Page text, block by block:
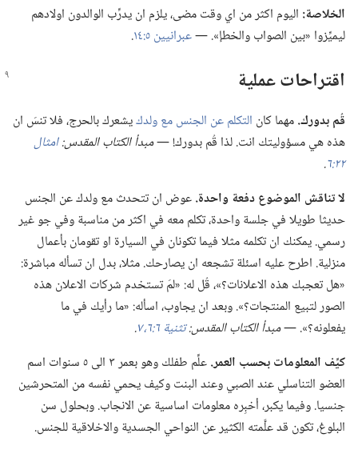
الخلاصة:‏ اليوم اكثر من اي وقت مضى،‏ يلزم ان يدرِّب الوالدون اولادهم
ليميِّزوا «بين الصواب والخطإ».‏ —‏عبرانيين ٥:‏١٤ ‏.‏
اقتراحات عملية
قُم بدورك.‏مهما كان التكلم عن الجنس مع ولدكيشعرك بالحرج،‏ فلا تنسَ ان
هذه هي مسؤوليتك انت.‏ لذا قُم بدورك!‏ —‏مبدأ الكتاب المقدس:‏امثال
٢٢:‏٦ ‏.‏
لا تناقش الموضوع دفعة واحدة.‏عوض ان تتحدث مع ولدك عن الجنس
حديثا طويلا في جلسة واحدة،‏ تكلم معه في اكثر من مناسبة وفي جو غير
رسمي.‏ يمكنك ان تكلمه مثلا فيما تكونان في السيارة او تقومان بأعمال
منزلية.‏ اطرح عليه اسئلة تشجعه ان يصارحك.‏ مثلا،‏ بدل ان تسأله مباشرة:‏
«هل تعجبك هذه الاعلانات؟‏»،‏ قُل له:‏ «لمَ تستخدم شركات الاعلان هذه
الصور لتبيع المنتجات؟‏».‏ وبعد ان يجاوب،‏ اسأله:‏ «ما رأيك في ما
يفعلونه؟‏».‏ —‏مبدأ الكتاب المقدس:‏تثنية ٦:‏٦،‏ ٧
‏.‏
كيِّف المعلومات بحسب العمر.‏
علِّم طفلك وهو بعمر ٣ الى ٥ سنوات اسم
العضو التناسلي عند الصبي وعند البنت وكيف يحمي نفسه من المتحرشين
جنسيا.‏ وفيما يكبر،‏ أخبِره معلومات اساسية عن الانجاب.‏ وبحلول سن
البلوغ،‏ تكون قد علَّمته الكثير عن النواحي الجسدية والاخلاقية للجنس.‏